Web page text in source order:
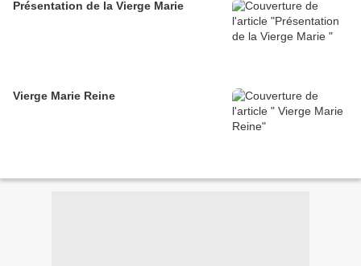
Présentation de la Vierge Marie
Vierge Marie Reine